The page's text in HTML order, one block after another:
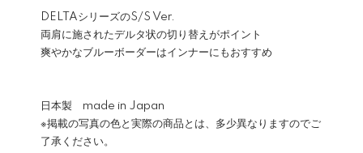
DELTAシリーズのS/S Ver.
両肩に施されたデルタ状の切り替えがポイント
爽やかなブルーボーダーはインナーにもおすすめ
日本製 made in Japan
※掲載の写真の色と実際の商品とは、多少異なりますのでご
了承ください。